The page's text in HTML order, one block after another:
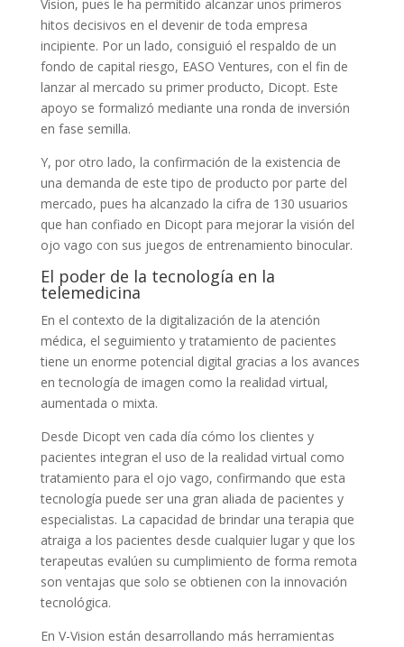
Vision, pues le ha permitido alcanzar unos primeros
hitos decisivos en el devenir de toda empresa
incipiente. Por un lado, consiguió el respaldo de un
fondo de capital riesgo, EASO Ventures, con el fin de
lanzar al mercado su primer producto, Dicopt. Este
apoyo se formalizó mediante una ronda de inversión
en fase semilla.
Y, por otro lado, la confirmación de la existencia de
una demanda de este tipo de producto por parte del
mercado, pues ha alcanzado la cifra de 130 usuarios
que han confiado en Dicopt para mejorar la visión del
ojo vago con sus juegos de entrenamiento binocular.
El poder de la tecnología en la
telemedicina
En el contexto de la digitalización de la atención
médica, el seguimiento y tratamiento de pacientes
tiene un enorme potencial digital gracias a los avances
en tecnología de imagen como la realidad virtual,
aumentada o mixta.
Desde Dicopt ven cada día cómo los clientes y
pacientes integran el uso de la realidad virtual como
tratamiento para el ojo vago, confirmando que esta
tecnología puede ser una gran aliada de pacientes y
especialistas. La capacidad de brindar una terapia que
atraiga a los pacientes desde cualquier lugar y que los
terapeutas evalúen su cumplimiento de forma remota
son ventajas que solo se obtienen con la innovación
tecnológica.
En V-Vision están desarrollando más herramientas